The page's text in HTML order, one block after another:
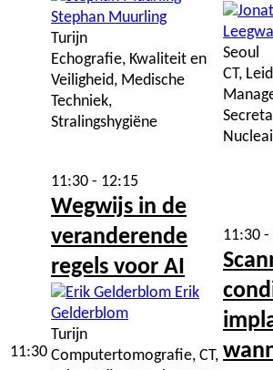
Stephan Muurling
Turijn
Echografie, Kwaliteit en
Veiligheid, Medische
Techniek,
Stralingshygiëne
Seoul
CT,
11:30
11:30 - 12:15
Wegwijs in de
veranderende
regels voor AI
Erik
Gelderblom
Turijn
Computertomografie, CT,
11:30 -